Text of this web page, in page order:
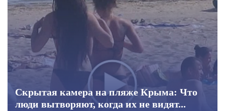
Скрытая камера на пляже Крыма: Что
люди вытворяют, когда их не видят...